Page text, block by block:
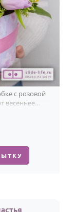
с розовой
весеннее